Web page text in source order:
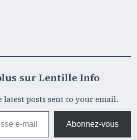
sur Lentille Info
latest posts sent to your email.
Abonnez-vous